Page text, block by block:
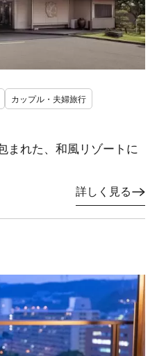
カップル・夫婦旅行
まれた、和風リゾートに
詳しく見る